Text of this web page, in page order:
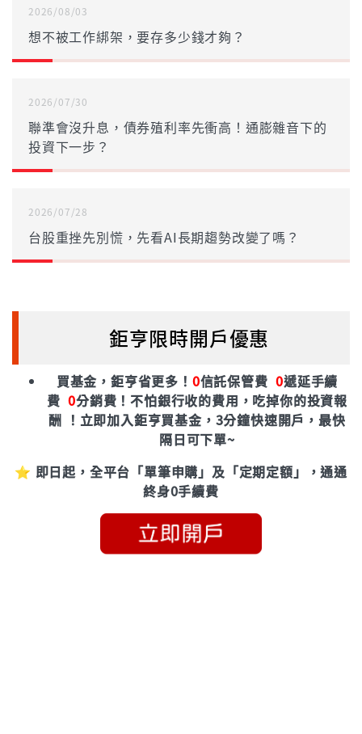
2026/08/03
想不被工作綁架，要存多少錢才夠？
2026/07/30
聯準會沒升息，債券殖利率先衝高！通膨雜音下的
投資下一步？
2026/07/28
台股重挫先別慌，先看AI長期趨勢改變了嗎？
鉅亨限時開戶優惠
買基金，鉅亨省更多！ 0信託保管費0遞延手續
費0分銷費！不怕銀行收的費用，吃掉你的投資報
酬 ！立即加入鉅亨買基金，3分鐘快速開戶，最快
隔日可下單~
⭐ 即日起，全平台「單筆申購」及「定期定額」，通通
終身0手續費